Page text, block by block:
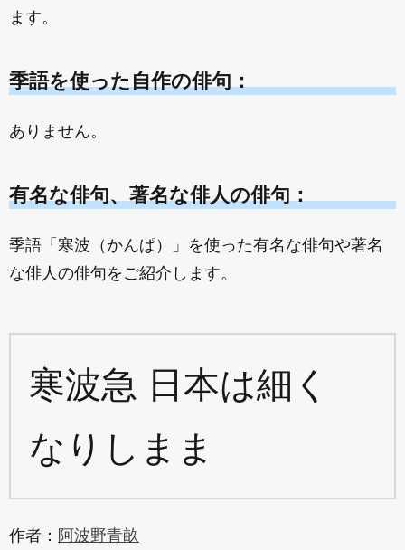
ます。
季語を使った自作の俳句：
ありません。
有名な俳句、著名な俳人の俳句：
季語「寒波（かんぱ）」を使った有名な俳句や著名
な俳人の俳句をご紹介します。
寒波急 日本は細く
なりしまま
作者： 阿波野青畝